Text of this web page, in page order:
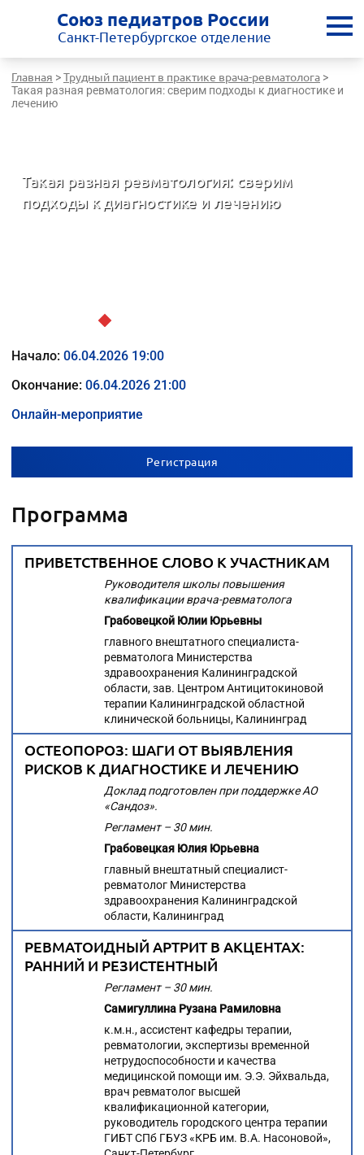
Союз педиатров России
Санкт-Петербургское отделение
Главная >Трудный пациент в практике врача-ревматолога >
Такая разная ревматология: сверим подходы к диагностике и
лечению
Такая разная ревматология: сверим
подходы к диагностике и лечению
Начало: 06.04.2026 19:00
Окончание: 06.04.2026 21:00
Онлайн-мероприятие
Регистрация
Программа
ПРИВЕТСТВЕННОЕ СЛОВО К УЧАСТНИКАМ
Руководителя школы повышения
квалификации врача-ревматолога
Грабовецкой Юлии Юрьевны
главного внештатного специалиста-
ревматолога Министерства
здравоохранения Калининградской
области, зав. Центром Антицитокиновой
терапии Калининградской областной
клинической больницы, Калининград
ОСТЕОПОРОЗ: ШАГИ ОТ ВЫЯВЛЕНИЯ
РИСКОВ К ДИАГНОСТИКЕ И ЛЕЧЕНИЮ
Доклад подготовлен при поддержке АО
«Сандоз».
Регламент – 30 мин.
Грабовецкая Юлия Юрьевна
главный внештатный специалист-
ревматолог Министерства
здравоохранения Калининградской
области, Калининград
РЕВМАТОИДНЫЙ АРТРИТ В АКЦЕНТАХ:
РАННИЙ И РЕЗИСТЕНТНЫЙ
Регламент – 30 мин.
Самигуллина Рузана Рамиловна
к.м.н., ассистент кафедры терапии,
ревматологии, экспертизы временной
нетрудоспособности и качества
медицинской помощи им. Э.Э. Эйхвальда,
врач ревматолог высшей
квалификационной категории,
руководитель городского центра терапии
ГИБТ СПб ГБУЗ «КРБ им. В.А. Насоновой»,